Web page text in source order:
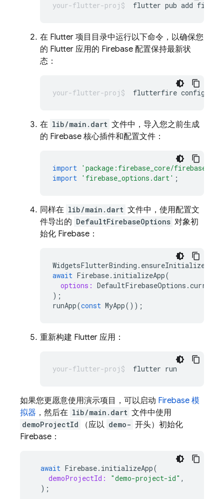
flutter pub add
在 Flutter 项目目录中运行以下命令，以确保您
的 Flutter 应用的 Firebase 配置保持最新状
态：
flutterfire
在 lib/main.dart 文件中，导入您之前生成
的 Firebase 核心插件和配置文件：
import 'package:firebase_core/
import 'firebase_options.dart' ;
同样在 lib/main.dart 文件中，使用配置文
件导出的 DefaultFirebaseOptions 对象初
始化 Firebase：
WidgetsFlutterBinding . ensureInitialized
await Firebase. initializeApp(
options: DefaultFirebaseOptions .
);
runApp(const MyApp());
重新构建 Flutter 应用：
flutter
如果您更愿意使用演示项目，可以启动 Firebase 模
拟器 ，然后在 lib/main.dart 文件中使用
demoProjectId （应以 demo- 开头）初始化
Firebase：
await Firebase. initializeApp(
demoProjectId:
"demo-project-id" ,
);